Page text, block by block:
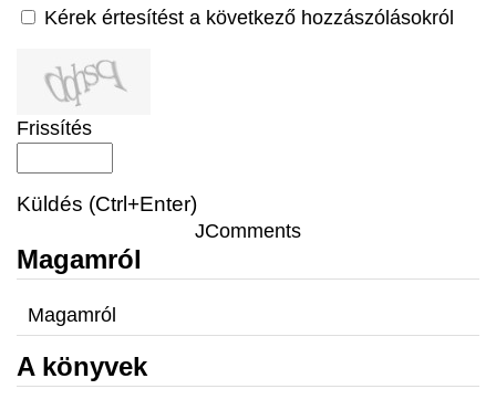
Kérek értesítést a következő hozzászólásokról
Frissítés
Küldés (Ctrl+Enter)
JComments
Magamról
Magamról
A könyvek